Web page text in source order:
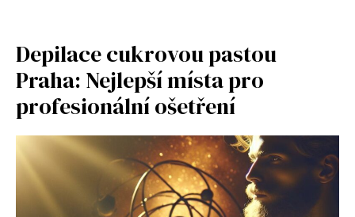
Depilace cukrovou pastou
Praha: Nejlepší místa pro
profesionální ošetření